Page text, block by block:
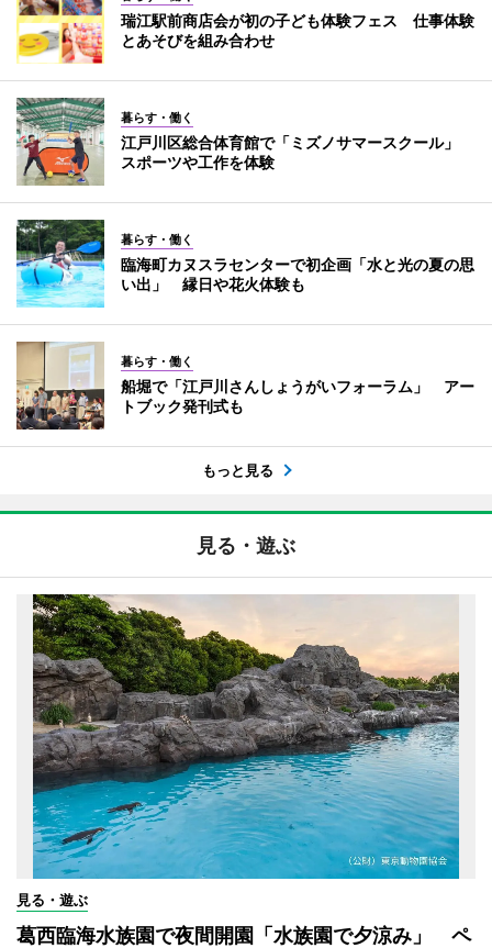
瑞江駅前商店会が初の子ども体験フェス 仕事体験
とあそびを組み合わせ
暮らす・働く
江戸川区総合体育館で「ミズノサマースクール」
スポーツや工作を体験
暮らす・働く
臨海町カヌスラセンターで初企画「水と光の夏の思
い出」 縁日や花火体験も
暮らす・働く
船堀で「江戸川さんしょうがいフォーラム」 アー
トブック発刊式も
もっと見る
見る・遊ぶ
見る・遊ぶ
葛西臨海水族園で夜間開園「水族園で夕涼み」 ペ